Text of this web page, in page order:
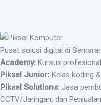
Pusat solusi digital di
Academy: Kursus
Piksel Junior: Kelas koding
Piksel Solutions: Jasa
CCTV/Jaringan, dan